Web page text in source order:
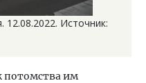
Источник:
потомства им